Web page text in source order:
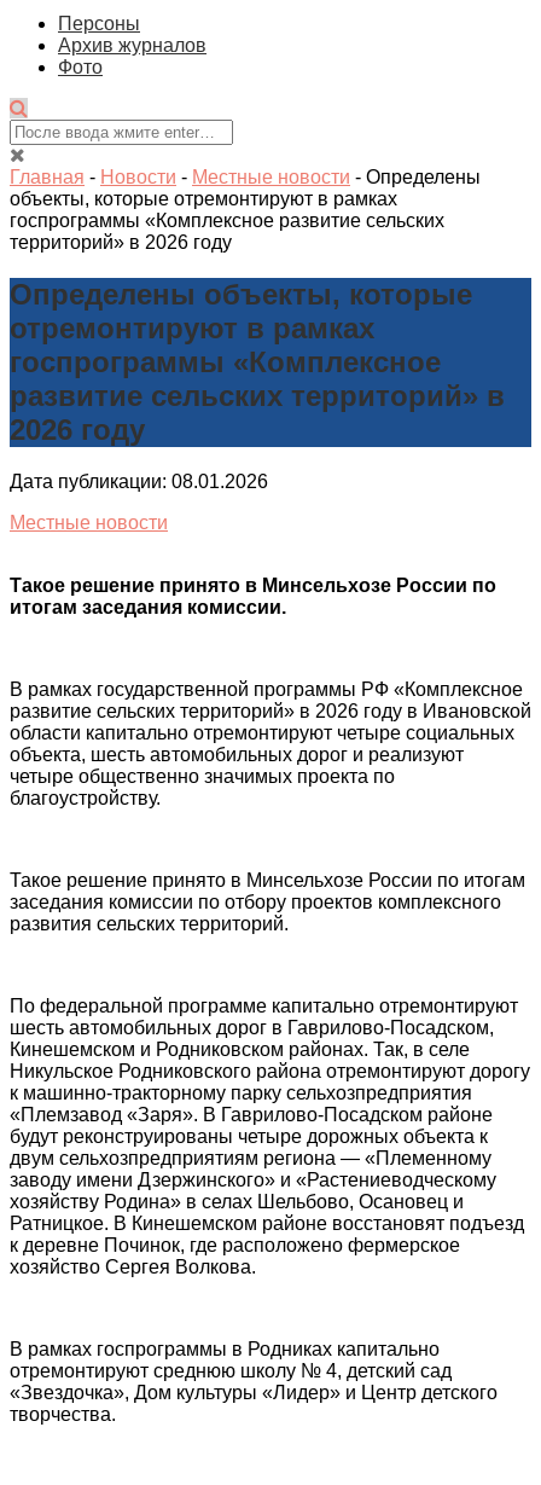
Персоны
Архив журналов
Фото
Главная - Новости - Местные новости - Определены
объекты, которые отремонтируют в рамках
госпрограммы «Комплексное развитие сельских
территорий» в 2026 году
Определены объекты, которые
отремонтируют в рамках
госпрограммы «Комплексное
развитие сельских территорий» в
2026 году
Дата публикации: 08.01.2026
Местные новости
Такое решение принято в Минсельхозе России по
итогам заседания комиссии.
В рамках государственной программы РФ «Комплексное
развитие сельских территорий» в 2026 году в Ивановской
области капитально отремонтируют четыре социальных
объекта, шесть автомобильных дорог и реализуют
четыре общественно значимых проекта по
благоустройству.
Такое решение принято в Минсельхозе России по итогам
заседания комиссии по отбору проектов комплексного
развития сельских территорий.
По федеральной программе капитально отремонтируют
шесть автомобильных дорог в Гаврилово-Посадском,
Кинешемском и Родниковском районах. Так, в селе
Никульское Родниковского района отремонтируют дорогу
к машинно-тракторному парку сельхозпредприятия
«Племзавод «Заря». В Гаврилово-Посадском районе
будут реконструированы четыре дорожных объекта к
двум сельхозпредприятиям региона — «Племенному
заводу имени Дзержинского» и «Растениеводческому
хозяйству Родина» в селах Шельбово, Осановец и
Ратницкое. В Кинешемском районе восстановят подъезд
к деревне Починок, где расположено фермерское
хозяйство Сергея Волкова.
В рамках госпрограммы в Родниках капитально
отремонтируют среднюю школу № 4, детский сад
«Звездочка», Дом культуры «Лидер» и Центр детского
творчества.